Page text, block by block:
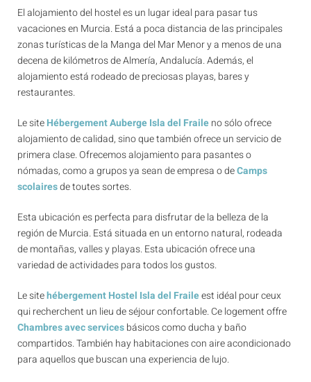
El alojamiento del hostel es un lugar ideal para pasar tus
vacaciones en Murcia. Está a poca distancia de las principales
zonas turísticas de la Manga del Mar Menor y a menos de una
decena de kilómetros de Almería, Andalucía. Además, el
alojamiento está rodeado de preciosas playas, bares y
restaurantes.
Le siteHébergement Auberge Isla del Fraileno sólo ofrece
alojamiento de calidad, sino que también ofrece un servicio de
primera clase. Ofrecemos alojamiento para pasantes o
nómadas, como a grupos ya sean de empresa o deCamps
scolairesde toutes sortes.
Esta ubicación es perfecta para disfrutar de la belleza de la
región de Murcia. Está situada en un entorno natural, rodeada
de montañas, valles y playas. Esta ubicación ofrece una
variedad de actividades para todos los gustos.
Le sitehébergement Hostel Isla del Fraileest idéal pour ceux
qui recherchent un lieu de séjour confortable. Ce logement offre
Chambres avec servicesbásicos como ducha y baño
compartidos. También hay habitaciones con aire acondicionado
para aquellos que buscan una experiencia de lujo.